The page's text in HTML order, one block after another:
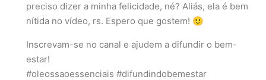
preciso dizer a minha felicidade, né? Aliás, ela é bem
nítida no vídeo, rs. Espero que gostem! 🙂
Inscrevam-se no canal e ajudem a difundir o bem-
estar!
#oleossaoessenciais #difundindobemestar